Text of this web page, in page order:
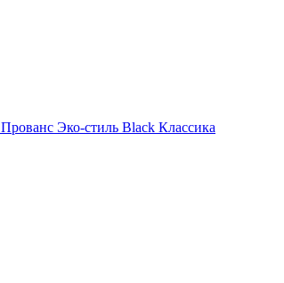
Прованс Эко-стиль Black Классика